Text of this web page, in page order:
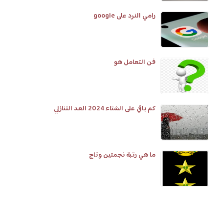
رامي النرد على google
فن التعامل هو
كم باقي على الشتاء 2024 العد التنازلي
ما هي رتبة نجمتين وتاج